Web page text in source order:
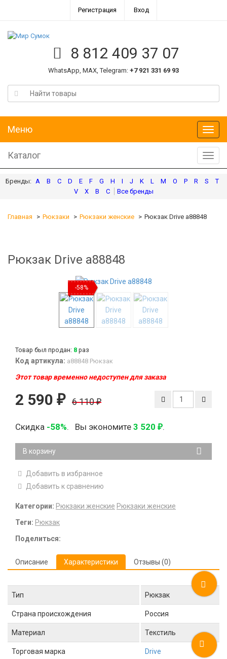
Регистрация Вход
8 812 409 37 07
WhatsApp, MAX, Telegram: +7 921 331 69 93
Меню
Меню
Каталог
A B C D E F G H I J K L M O P R S
T
V
X В С
Главная Рюкзаки Рюкзаки женские Рюкзак Drive а88848
Рюкзак Drive а88848
-58%
Товар был продан: 8 раз
Код артикула: а88848 Рюкзак
Этот товар временно недоступен для заказа
2 590 ₽ 6 110₽
Скидка -58%. Вы экономите 3 520 ₽.
В корзину
Добавить в избранное
Добавить к сравнению
Категории: Рюкзаки женские Рюкзаки женские
Теги: Рюкзак
Поделиться:
Описание Характеристики Отзывы (0)
Тип Рюкзак
Страна происхождения Россия
Материал Текстиль
Торговая марка Drive